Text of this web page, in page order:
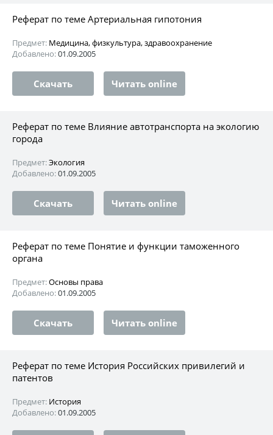
Реферат по теме Артериальная гипотония
Предмет: Медицина, физкультура, здравоохранение
Добавлено:01.09.2005
Скачать Читать online
Реферат по теме Влияние автотранспорта на экологию
города
Предмет:Экология
Добавлено:01.09.2005
Скачать Читать online
Реферат по теме Понятие и функции таможенного
органа
Предмет:Основы права
Добавлено:01.09.2005
Скачать Читать online
Реферат по теме История Российских привилегий и
патентов
Предмет: История
Добавлено:01.09.2005